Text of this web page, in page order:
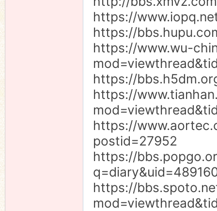
https://
https://
https://www.wu-
https://
https://
https://
postid=27952
https://
https://